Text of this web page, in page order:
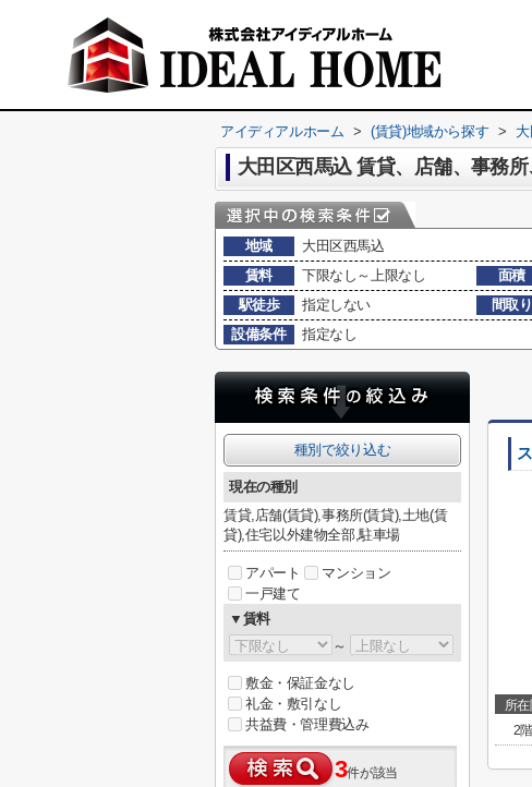
アイディアルホーム > (賃貸)地域から探す >
大田区西馬込 賃貸、店舗、事務
地域
大田区西馬込
賃料
下限なし～上限なし 面積
駅徒歩
指定しない 間取り
設備条件
指定なし
所
2階
種別で絞り込む
現在の種別
賃貸,店舗(賃貸),事務所(賃貸),土地(賃
貸),住宅以外建物全部,駐車場
アパート
マンション
一戸建て
▼賃料
～
敷金・保証金なし
礼金・敷引なし
共益費・管理費込み
3件が該当